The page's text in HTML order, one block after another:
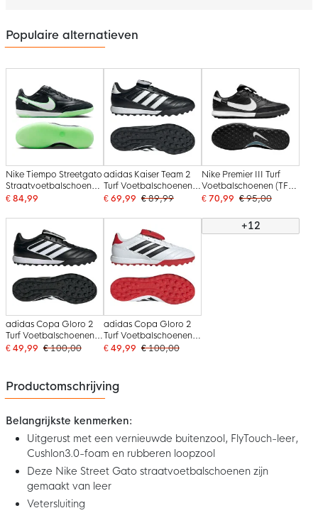
Populaire alternatieven
Nike Tiempo Streetgato
Straatvoetbalschoenen
Zwart Wit Felgroen
€ 84,99
adidas Kaiser Team 2
Turf Voetbalschoenen
(TF) Zwart Wit
€ 69,99 € 89,99
Nike Premier III Turf
Voetbalschoenen (TF)
Zwart Wit Zwart
€ 70,99 € 95,00
adidas Copa Gloro 2
Turf Voetbalschoenen
(TF) Zwart Wit
€ 49,99 € 100,00
adidas Copa Gloro 2
Turf Voetbalschoenen
(TF) Wit Rood Zwart
€ 49,99 € 100,00
+12
Productomschrijving
Belangrijkste kenmerken:
Uitgerust met een vernieuwde buitenzool, FlyTouch-leer,
Cushlon3.0-foam en rubberen loopzool
Deze Nike Street Gato straatvoetbalschoenen zijn
gemaakt van leer
Vetersluiting